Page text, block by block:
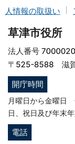
人情報の取扱い
草津市役所
法人番号
〒525-8588 滋賀
開庁時間
月曜日から金曜日
日、祝日及び年末年
電話